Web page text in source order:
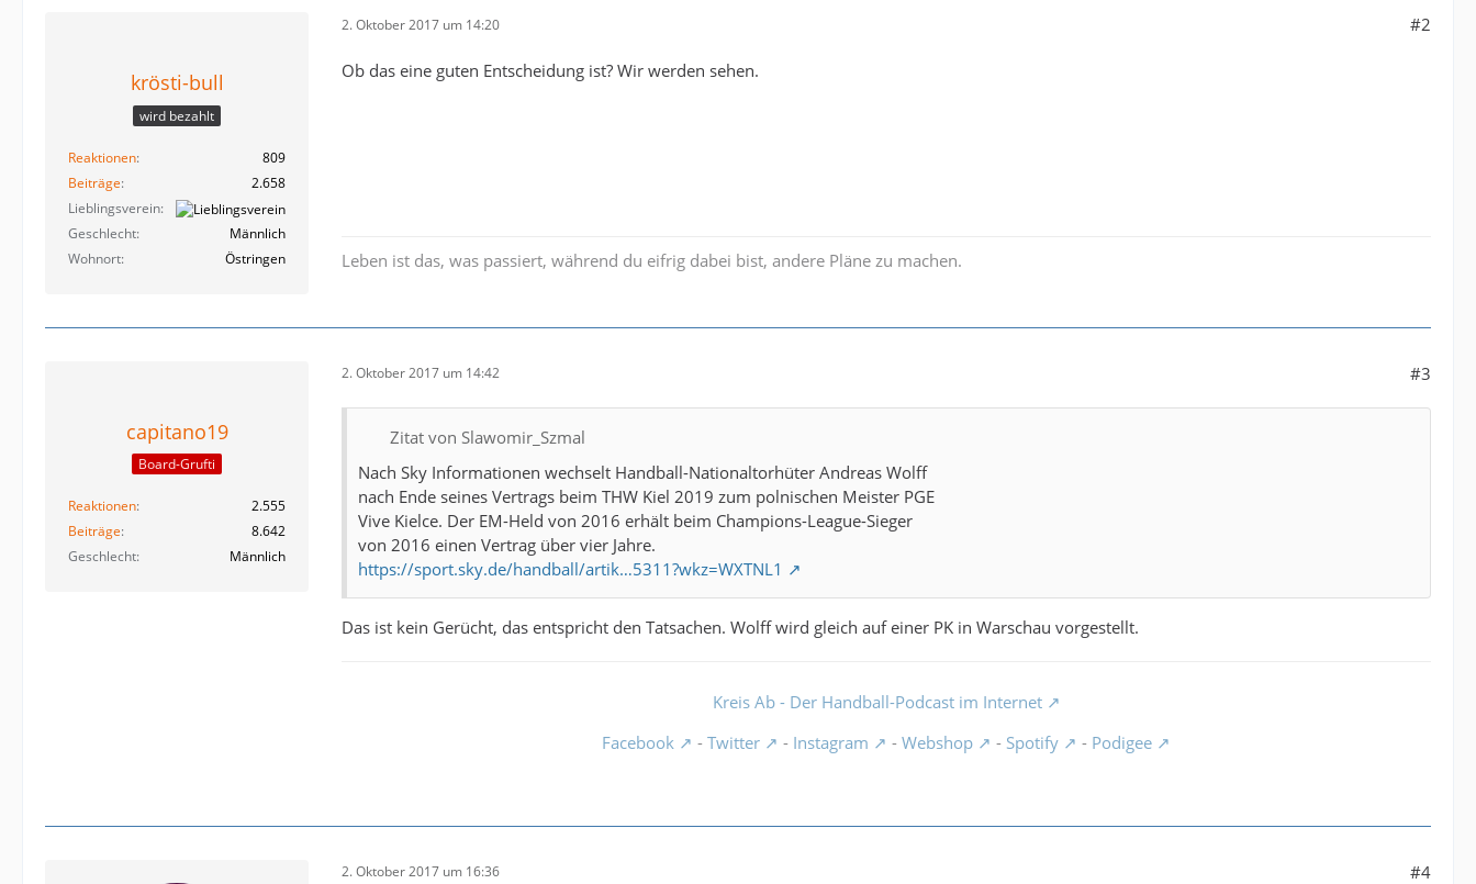
krösti-bull
wird bezahlt
Reaktionen
809
Beiträge
2.658
Lieblingsverein
Geschlecht
Männlich
Wohnort
Östringen
2. Oktober 2017 um 14:20 #2
Ob das eine guten Entscheidung ist? Wir werden sehen.
Leben ist das, was passiert, während du eifrig dabei bist, andere Pläne zu machen.
capitano19
Board-Grufti
Reaktionen
2.555
Beiträge
8.642
Geschlecht
Männlich
2. Oktober 2017 um 14:42 #3
Zitat von Slawomir_Szmal
Nach Sky Informationen wechselt Handball-Nationaltorhüter Andreas Wolff
nach Ende seines Vertrags beim THW Kiel 2019 zum polnischen Meister PGE
Vive Kielce. Der EM-Held von 2016 erhält beim Champions-League-Sieger
von 2016 einen Vertrag über vier Jahre.
https://sport.sky.de/handball/artik…5311?wkz=WXTNL1
Das ist kein Gerücht, das entspricht den Tatsachen. Wolff wird gleich auf einer PK in Warschau vorgestellt.
Kreis Ab - Der Handball-Podcast im Internet
Facebook
- Twitter - Instagram - Webshop - Spotify - Podigee
2. Oktober 2017 um 16:36 #4